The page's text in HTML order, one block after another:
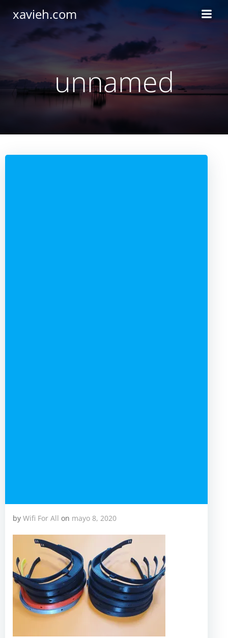
xavieh.com
unnamed
by Wifi For All on mayo 8, 2020